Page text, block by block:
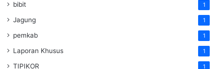
bibit 1
Jagung 1
pemkab 1
Laporan Khusus 1
TIPIKOR 1